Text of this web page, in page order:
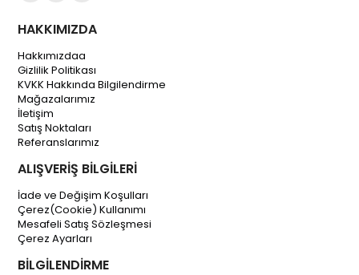
HAKKIMIZDA
Hakkımızdaa
Gizlilik Politikası
KVKK Hakkında Bilgilendirme
Mağazalarımız
İletişim
Satış Noktaları
Referanslarımız
ALIŞVERİŞ BİLGİLERİ
İade ve Değişim Koşulları
Çerez(Cookie) Kullanımı
Mesafeli Satış Sözleşmesi
Çerez Ayarları
BİLGİLENDİRME